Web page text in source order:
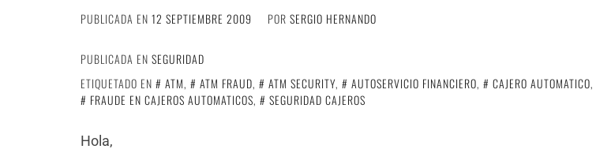
PUBLICADA EN 12 SEPTIEMBRE 2009 POR SERGIO HERNANDO
PUBLICADA EN SEGURIDAD
ETIQUETADO EN
ATM, ATM FRAUD, ATM SECURITY, AUTOSERVICIO FINANCIERO, CAJERO AUTOMATICO,
FRAUDE EN CAJEROS AUTOMATICOS, SEGURIDAD CAJEROS
Hola,